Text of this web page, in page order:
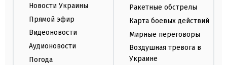
Новости Украины
Прямой эфир
Видеоновости
Аудионовости
Погода
Ракетные обстрелы
Карта боевых действий
Мирные переговоры
Воздушная тревога в
Украине